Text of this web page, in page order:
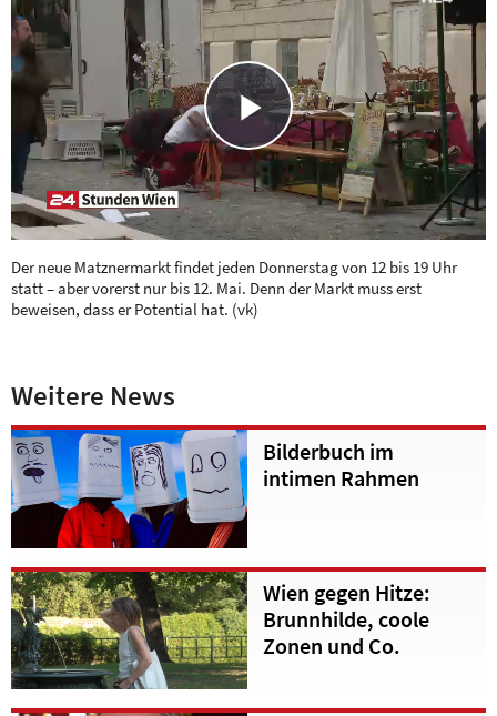
Play
Video
Der neue Matznermarkt findet jeden Donnerstag von 12 bis 19 Uhr
statt – aber vorerst nur bis 12. Mai. Denn der Markt muss erst
beweisen, dass er Potential hat. (vk)
Weitere News
Bilderbuch im
intimen Rahmen
Wien gegen Hitze:
Brunnhilde, coole
Zonen und Co.